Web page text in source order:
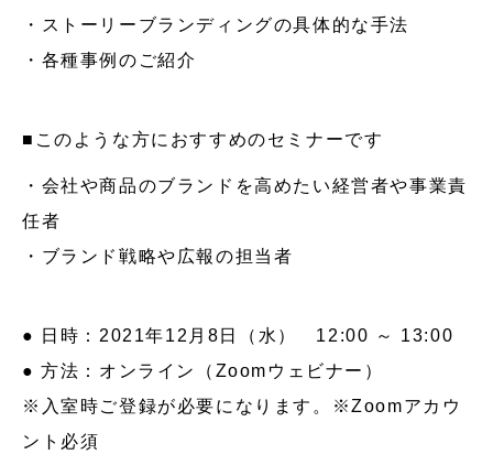
・ストーリーブランディングの具体的な手法
・各種事例のご紹介
■このような方におすすめのセミナーです
・会社や商品のブランドを高めたい経営者や事業責
任者
・ブランド戦略や広報の担当者
● 日時：2021年12月8日（水） 12:00 ～ 13:00
● 方法：オンライン（Zoomウェビナー）
※入室時ご登録が必要になります。※Zoomアカウ
ント必須